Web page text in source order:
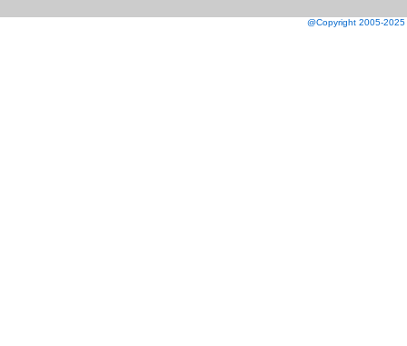
@Copyright 2005-